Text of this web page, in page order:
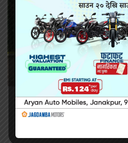
सिराहामा गोली प्रहार गरी हत्या